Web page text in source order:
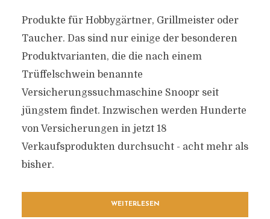
Produkte für Hobbygärtner, Grillmeister oder
Taucher. Das sind nur einige der besonderen
Produktvarianten, die die nach einem
Trüffelschwein benannte
Versicherungssuchmaschine Snoopr seit
jüngstem findet. Inzwischen werden Hunderte
von Versicherungen in jetzt 18
Verkaufsprodukten durchsucht - acht mehr als
bisher.
WEITERLESEN